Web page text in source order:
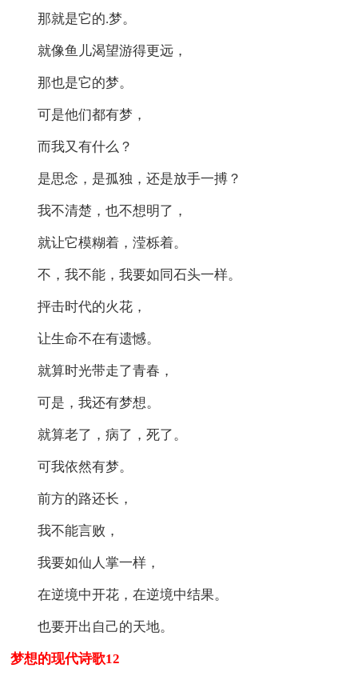
那就是它的.梦。
就像鱼儿渴望游得更远，
那也是它的梦。
可是他们都有梦，
而我又有什么？
是思念，是孤独，还是放手一搏？
我不清楚，也不想明了，
就让它模糊着，滢栎着。
不，我不能，我要如同石头一样。
抨击时代的火花，
让生命不在有遗憾。
就算时光带走了青春，
可是，我还有梦想。
就算老了，病了，死了。
可我依然有梦。
前方的路还长，
我不能言败，
我要如仙人掌一样，
在逆境中开花，在逆境中结果。
也要开出自己的天地。
梦想的现代诗歌12